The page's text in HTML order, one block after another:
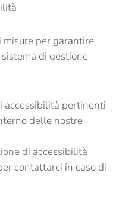
per garantire
di gestione
accessibilità pertinenti
delle nostre
di accessibilità
contattarci in caso di